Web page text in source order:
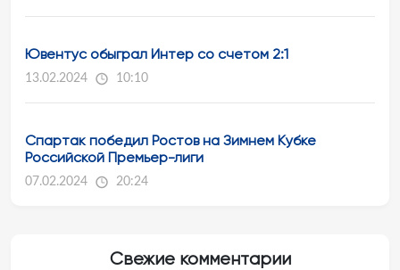
Ювентус обыграл Интер со счетом 2:1
13.02.2024 10:10
Спартак победил Ростов на Зимнем Кубке
Российской Премьер-лиги
07.02.2024 20:24
Свежие комментарии